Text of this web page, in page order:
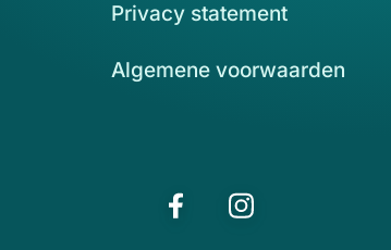
Privacy statement
Algemene voorwaarden